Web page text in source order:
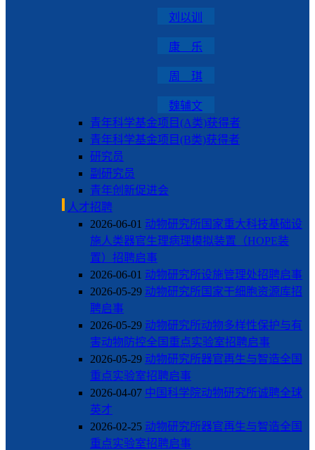
刘以训
康 乐
周 琪
魏辅文
青年科学基金项目(A类)获得者
青年科学基金项目(B类)获得者
研究员
副研究员
青年创新促进会
人才招聘
2026-06-01 动物研究所国家重大科技基础设
施人类器官生理病理模拟装置（HOPE装
置）招聘启事
2026-06-01 动物研究所设施管理处招聘启事
2026-05-29 动物研究所国家干细胞资源库招
聘启事
2026-05-29 动物研究所动物多样性保护与有
害动物防控全国重点实验室招聘启事
2026-05-29 动物研究所器官再生与智造全国
重点实验室招聘启事
2026-04-07 中国科学院动物研究所诚聘全球
英才
2026-02-25 动物研究所器官再生与智造全国
重点实验室招聘启事